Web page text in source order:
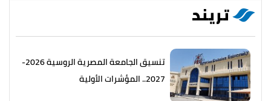
تريند
تنسيق الجامعة المصرية الروسية 2026-
2027.. المؤشرات الأولية